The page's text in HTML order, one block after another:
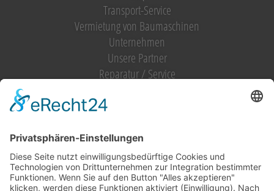
Transport-Service
Vermietung von Baumaschinen
Unternehmen
Unsere Partner
Reparatur / Service
Vermietung (alles)
Hebetechnik
Sägen, Trennen